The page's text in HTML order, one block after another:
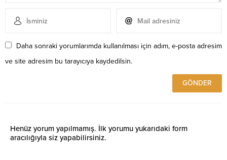
Daha sonraki yorumlarımda kullanılması için adım, e-posta adresim
ve site adresim bu tarayıcıya kaydedilsin.
Henüz yorum yapılmamış. İlk yorumu yukarıdaki form
aracılığıyla siz yapabilirsiniz.